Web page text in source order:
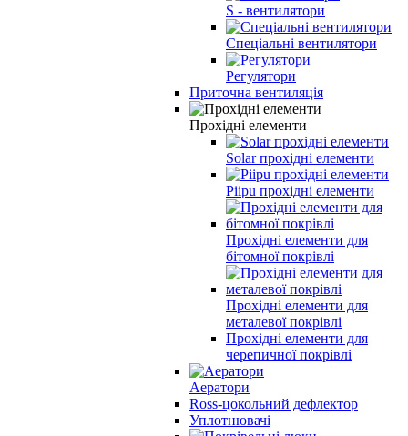
S - вентилятори
Спеціальні вентилятори
Регулятори
Приточна вентиляція
Прохідні елементи
Solar прохідні елементи
Piipu прохідні елементи
Прохідні елементи для
бітомної покрівлі
Прохідні елементи для
металевої покрівлі
Прохідні елементи для
черепичної покрівлі
Аератори
Ross-цокольний дефлектор
Уплотнювачі